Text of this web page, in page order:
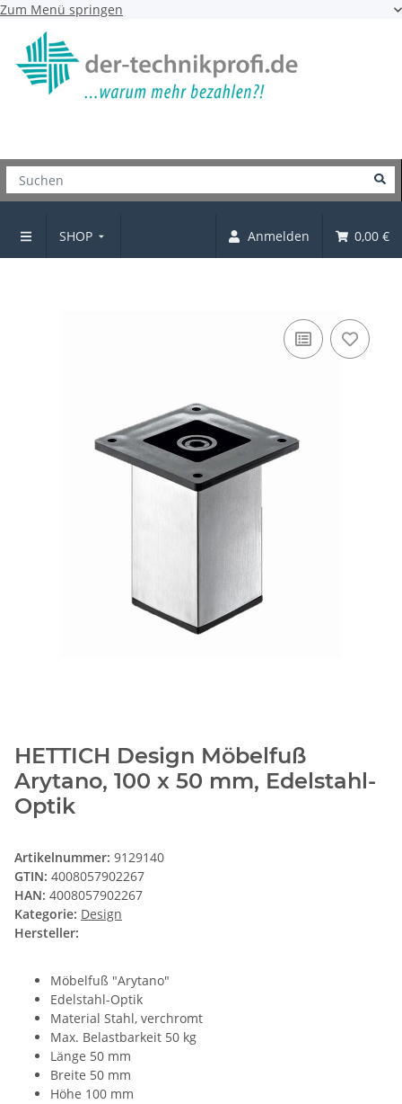
Zum Menü springen
SHOP Anmelden 0,00 €
Design
HETTICH Design Möbelfuß
Arytano, 100 x 50 mm, Edelstahl-
Optik
Artikelnummer: 9129140
GTIN: 4008057902267
HAN: 4008057902267
Kategorie: Design
Hersteller:
Möbelfuß "Arytano"
Edelstahl-Optik
Material Stahl, verchromt
Max. Belastbarkeit 50 kg
Länge 50 mm
Breite 50 mm
Höhe 100 mm